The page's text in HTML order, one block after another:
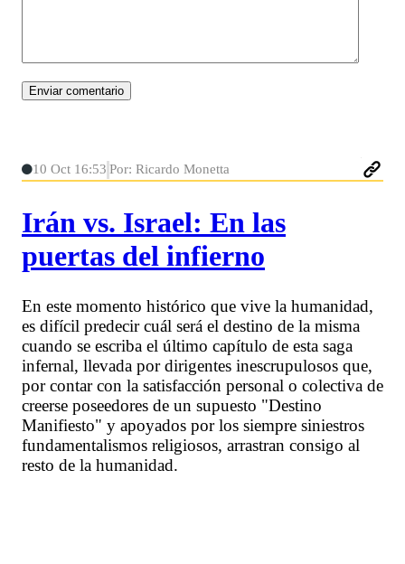
10 Oct 16:53 Por: Ricardo Monetta
Irán vs. Israel: En las
puertas del infierno
En este momento histórico que vive la humanidad,
es difícil predecir cuál será el destino de la misma
cuando se escriba el último capítulo de esta saga
infernal, llevada por dirigentes inescrupulosos que,
por contar con la satisfacción personal o colectiva de
creerse poseedores de un supuesto "Destino
Manifiesto" y apoyados por los siempre siniestros
fundamentalismos religiosos, arrastran consigo al
resto de la humanidad.